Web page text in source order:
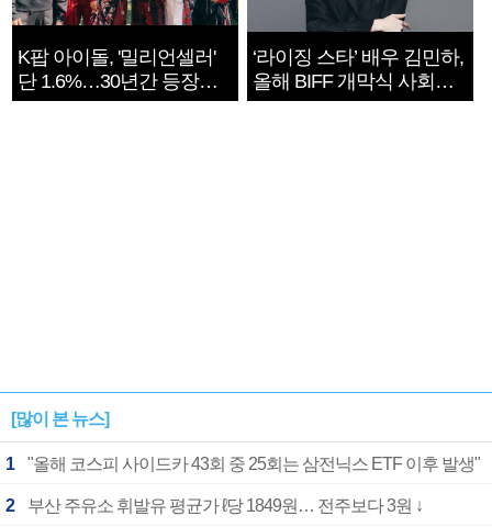
K팝 아이돌, '밀리언셀러'
단 1.6%…30년간 등장
1182개팀 전수조사
‘라이징 스타’ 배우 김민하,
올해 BIFF 개막식 사회자
확정
[많이 본 뉴스]
1 "올해 코스피 사이드카 43회 중 25회는 삼전닉스 ETF 이후 발생"
2 부산 주유소 휘발유 평균가 ℓ당 1849원… 전주보다 3원 ↓